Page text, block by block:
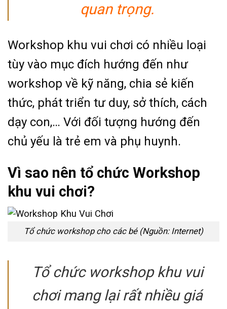
quan trọng.
Workshop khu vui chơi có nhiều loại
tùy vào mục đích hướng đến như
workshop về kỹ năng, chia sẻ kiến
thức, phát triển tư duy, sở thích, cách
dạy con,… Với đối tượng hướng đến
chủ yếu là trẻ em và phụ huynh.
Vì sao nên tổ chức Workshop
khu vui chơi?
Tổ chức workshop cho các bé (Nguồn: Internet)
Tổ chức workshop khu vui
chơi mang lại rất nhiều giá